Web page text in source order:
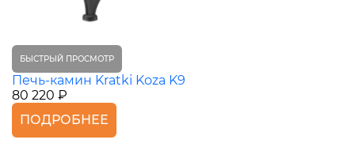
БЫСТРЫЙ ПРОСМОТР
Печь-камин Kratki Koza K9
80 220 ₽
ПОДРОБНЕЕ